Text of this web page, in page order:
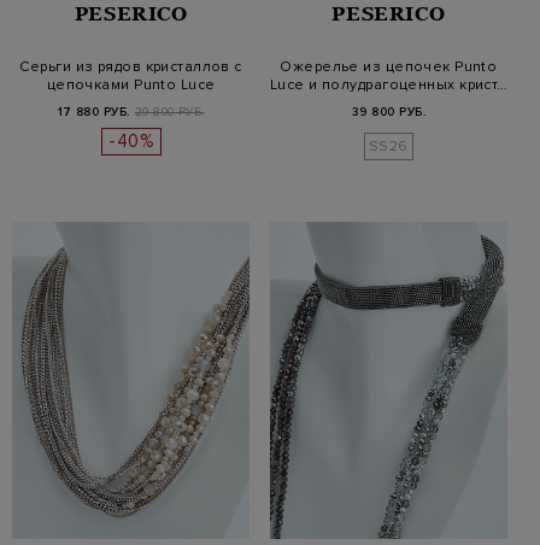
PESERICO
Серьги из рядов кристаллов с
цепочками Punto Luce
17 880 РУБ. 29 800 РУБ.
-40%
PESERICO
Ожерелье из цепочек Punto
Luce и полудрагоценных крист…
39 800 РУБ.
SS26